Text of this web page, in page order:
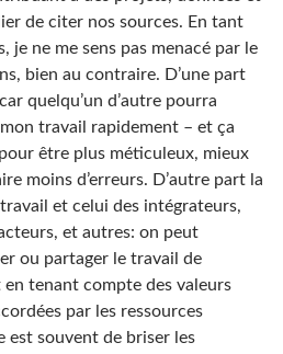
de citer nos sources. En tant
je ne me sens pas menacé par le
bien au contraire. D’une part
quelqu’un d’autre pourra
travail rapidement – et ça
être plus méticuleux, mieux
moins d’erreurs. D’autre part la
et celui des intégrateurs,
et autres: on peut
ou partager le travail de
tenant compte des valeurs
par les ressources
est souvent de briser les